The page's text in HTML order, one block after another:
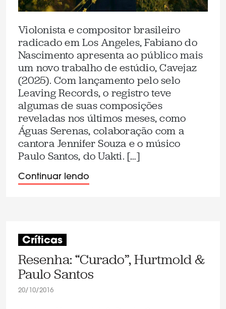
Violonista e compositor brasileiro
radicado em Los Angeles, Fabiano do
Nascimento apresenta ao público mais
um novo trabalho de estúdio, Cavejaz
(2025). Com lançamento pelo selo
Leaving Records, o registro teve
algumas de suas composições
reveladas nos últimos meses, como
Águas Serenas, colaboração com a
cantora Jennifer Souza e o músico
Paulo Santos, do Uakti. […]
Continuar lendo
Críticas
Resenha: “Curado”, Hurtmold &
Paulo Santos
20/10/2016